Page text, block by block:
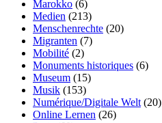
Marokko (6)
Medien (213)
Menschenrechte (20)
Migranten (7)
Mobilité (2)
Monuments historiques (6)
Museum (15)
Musik (153)
Numérique/Digitale Welt (20)
Online Lernen (26)